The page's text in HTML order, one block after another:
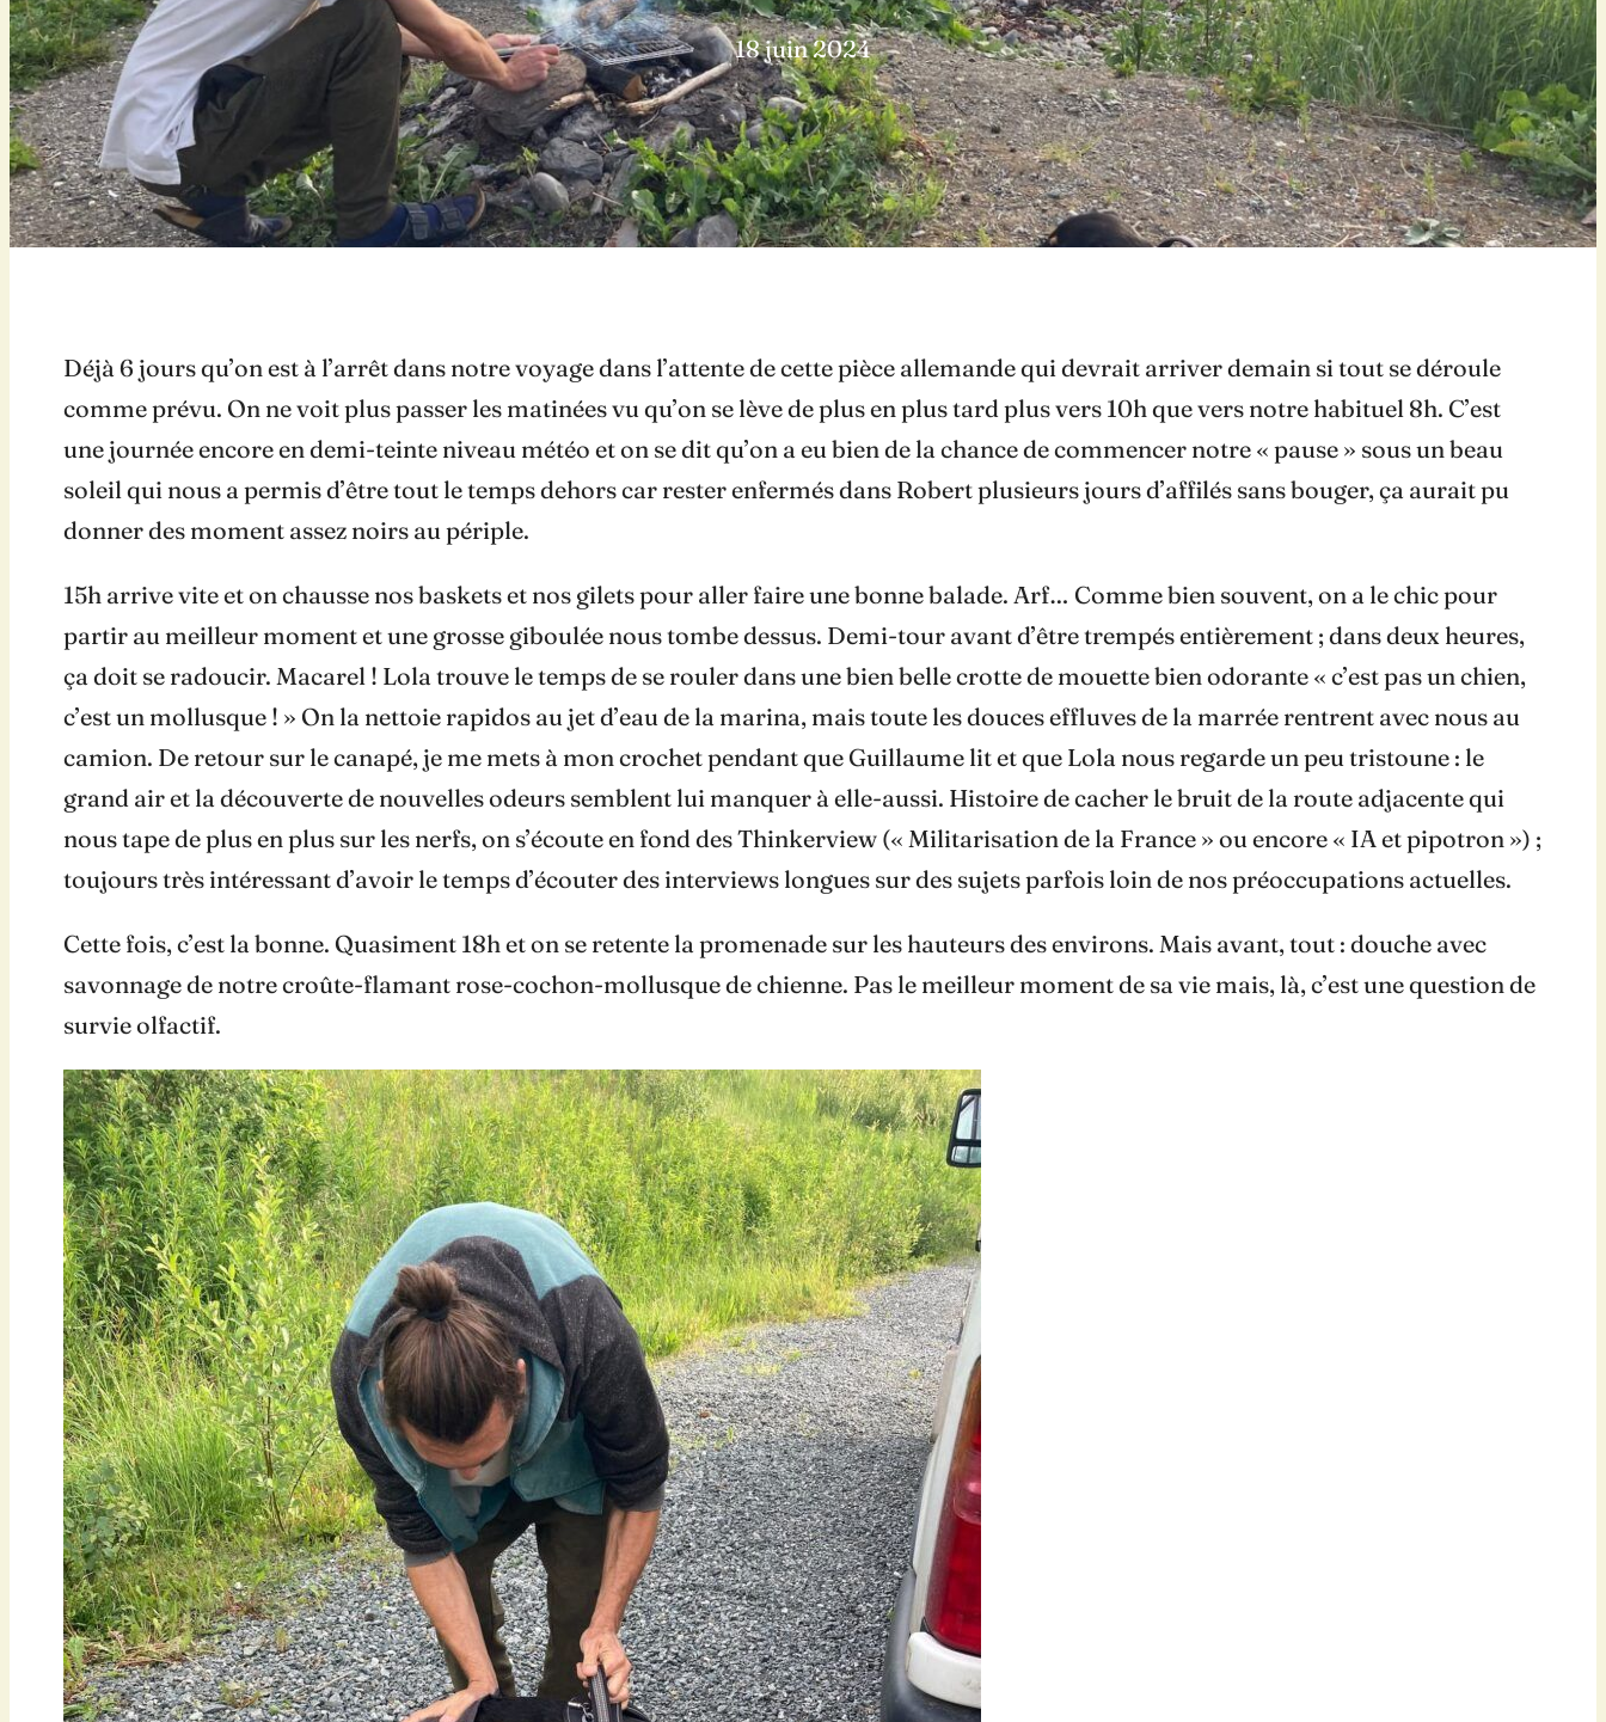
18 juin 2024
Déjà 6 jours qu’on est à l’arrêt dans notre voyage dans l’attente de cette pièce allemande qui devrait arriver demain si tout se déroule
comme prévu. On ne voit plus passer les matinées vu qu’on se lève de plus en plus tard plus vers 10h que vers notre habituel 8h. C’est
une journée encore en demi-teinte niveau météo et on se dit qu’on a eu bien de la chance de commencer notre « pause » sous un beau
soleil qui nous a permis d’être tout le temps dehors car rester enfermés dans Robert plusieurs jours d’affilés sans bouger, ça aurait pu
donner des moment assez noirs au périple.
15h arrive vite et on chausse nos baskets et nos gilets pour aller faire une bonne balade. Arf… Comme bien souvent, on a le chic pour
partir au meilleur moment et une grosse giboulée nous tombe dessus. Demi-tour avant d’être trempés entièrement ; dans deux heures,
ça doit se radoucir. Macarel ! Lola trouve le temps de se rouler dans une bien belle crotte de mouette bien odorante « c’est pas un chien,
c’est un mollusque ! » On la nettoie rapidos au jet d’eau de la marina, mais toute les douces effluves de la marrée rentrent avec nous au
camion. De retour sur le canapé, je me mets à mon crochet pendant que Guillaume lit et que Lola nous regarde un peu tristoune : le
grand air et la découverte de nouvelles odeurs semblent lui manquer à elle-aussi. Histoire de cacher le bruit de la route adjacente qui
nous tape de plus en plus sur les nerfs, on s’écoute en fond des Thinkerview (« Militarisation de la France » ou encore « IA et pipotron ») ;
toujours très intéressant d’avoir le temps d’écouter des interviews longues sur des sujets parfois loin de nos préoccupations actuelles.
Cette fois, c’est la bonne. Quasiment 18h et on se retente la promenade sur les hauteurs des environs. Mais avant, tout : douche avec
savonnage de notre croûte-flamant rose-cochon-mollusque de chienne. Pas le meilleur moment de sa vie mais, là, c’est une question de
survie olfactif.